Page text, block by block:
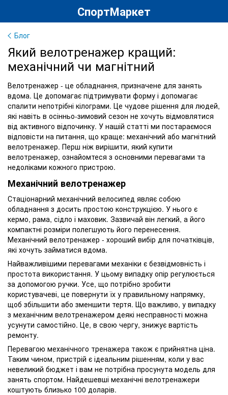
СпортМаркет
Блог
Який велотренажер кращий:
механічний чи магнітний
Велотренажер - це обладнання, призначене для занять
вдома. Це допомагає підтримувати форму і допомагає
спалити непотрібні кілограми. Це чудове рішення для людей,
які навіть в осінньо-зимовий сезон не хочуть відмовлятися
від активного відпочинку. У нашій статті ми постараємося
відповісти на питання, що краще: механічний або магнітний
велотренажер. Перш ніж вирішити, який купити
велотренажер, ознайомтеся з основними перевагами та
недоліками кожного пристрою.
Механічний велотренажер
Стаціонарний механічний велосипед являє собою
обладнання з досить простою конструкцією. У нього є
кермо, рама, сідло і маховик. Зазвичай він легкий, а його
компактні розміри полегшують його перенесення.
Механічний велотренажер - хороший вибір для початківців,
які хочуть займатися вдома.
Найважливішими перевагами механіки є безвідмовність і
простота використання. У цьому випадку опір регулюється
за допомогою ручки. Усе, що потрібно зробити
користувачеві, це повернути їх у правильному напрямку,
щоб збільшити або зменшити тертя. Що важливо, у випадку
з механічним велотренажером деякі несправності можна
усунути самостійно. Це, в свою чергу, знижує вартість
ремонту.
Перевагою механічного тренажера також є прийнятна ціна.
Таким чином, пристрій є ідеальним рішенням, коли у вас
невеликий бюджет і вам не потрібна просунута модель для
занять спортом. Найдешевші механічні велотренажери
коштують близько 100 доларів.